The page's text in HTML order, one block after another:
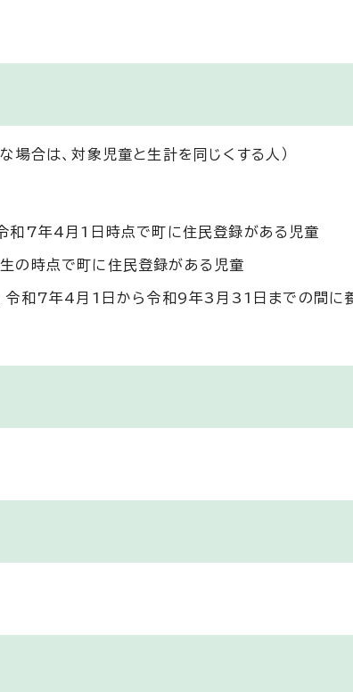
合は、対象児童と生計を同じくする人）
7年4月1日時点で町に住民登録がある児童
の時点で町に住民登録がある児童
和7年4月1日から令和9年3月31日までの間に